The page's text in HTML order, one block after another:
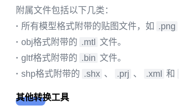
附属文件包括以下几类：
· 所有模型格式附带的贴图文件，如 .png
· obj格式附带的 .mtl
文件。
· gltf格式附带的 .bin 文件。
· shp格式附带的 .shx 、 .prj 、 .xml 和
其他转换工具